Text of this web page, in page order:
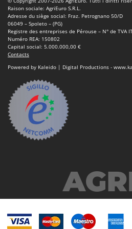
Machines pour la
Machines sous vide
Motobineuses
Motoculteurs
Motofaucheuses
Motopompes pour irrigation
Moulins à céréales
Moulins à farine
Nettoyeurs et Balais à vapeur
Nettoyeurs tapis,
P
Peignes vibreurs et
Pelles rétros pour tracteur
Famur
FARMER
FBC
Ferrari Group
Ferroni
Ferrua
FIAC
FIEM
Fimar
Forest Master
Raison sociale: AgriEuro S.R.L.
Adresse du siège social: Fraz. Petrognano 50/D
06049 – Spoleto – (PG)
Registre des entreprises de Pérouse – N° de TVA
Numéro REA: 150802
Capital social: 5.000.000,00 €
Contacts
Powered by Kaleido | Digital Productions -